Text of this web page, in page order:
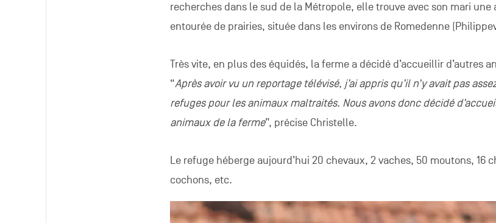
recherches dans le sud de la Métropole, elle trouve avec son mari une
entourée de prairies, située dans les environs de Romedenne
Très vite, en plus des équidés, la ferme a décidé d’accueillir d’autres
“Après avoir vu un reportage télévisé, j’ai appris qu’il n’y avait pas
refuges pour les animaux maltraités. Nous avons donc décidé
animaux de la ferme”, précise Christelle.
Le refuge héberge aujourd’hui 20 chevaux, 2 vaches, 50 moutons, 16
cochons, etc.